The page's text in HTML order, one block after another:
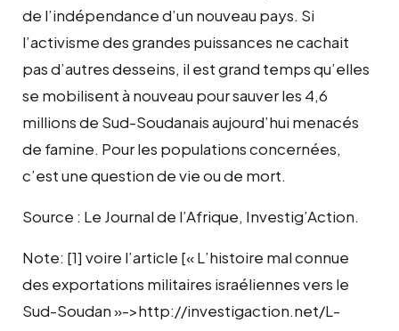
de l’indépendance d’un nouveau pays. Si
l’activisme des grandes puissances ne cachait
pas d’autres desseins, il est grand temps qu’elles
se mobilisent à nouveau pour sauver les 4,6
millions de Sud-Soudanais aujourd’hui menacés
de famine. Pour les populations concernées,
c’est une question de vie ou de mort.
Source : Le Journal de l’Afrique, Investig’Action.
Note: [1] voire l’article [« L’histoire mal connue
des exportations militaires israéliennes vers le
Sud-Soudan »->http://investigaction.net/L-